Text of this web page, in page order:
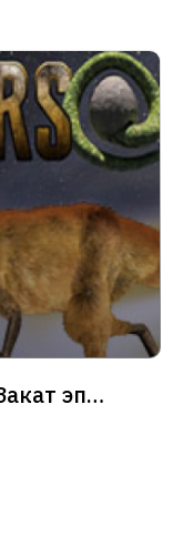
Полнокупольный фильм "Закат эпохи динозавров"